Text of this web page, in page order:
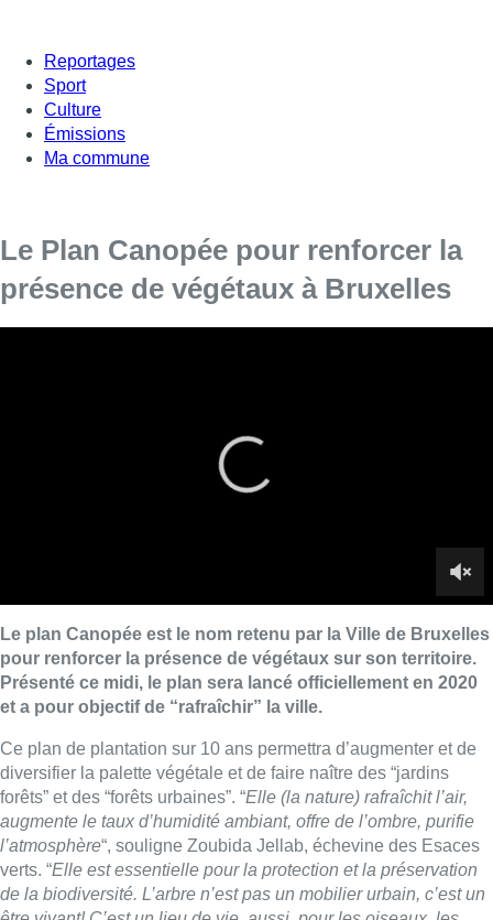
Reportages
Sport
Culture
Émissions
Ma commune
Le Plan Canopée pour renforcer la
présence de végétaux à Bruxelles
Ce plan de plantation sur 10 ans permettra d’augmenter et de
diversifier la palette végétale et de faire naître des “jardins
“, souligne Zoubida Jellab, échevine des Esaces
Elle est essentielle pour la protection et la préservation
de la biodiversité. L’arbre n’est pas un mobilier urbain, c’est un
être vivant! C’est un lieu de vie, aussi, pour les oiseaux, les
insectes… Il répond à des besoins et à un cycle de vie
spécifiques. Nous voulons conserver le patrimoine existant.
Nous voulons augmenter sa présence aussi.
Des outils, des techniques et des pratiques seront développés
pour veiller à l’évolution et à la protection des arbres
remarquables ou non. La Ville proposera des solutions
adaptées pour les îlots de chaleurs et la pollution
atmosphérique. Elle encouragera et encadrera aussi les
initiatives citoyennes et associatives visant à végétaliser des
espaces urbains délaissés. Les Bruxellois qui souhaitent
végétaliser leurs rues recevront des subsides et des jeunes